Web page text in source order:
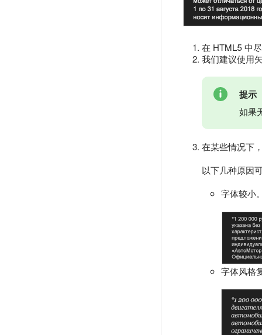
在 HTML5 中
我们建议使用
提示
如果
在某些情况下
以下几种原因
字体较小
字体风格